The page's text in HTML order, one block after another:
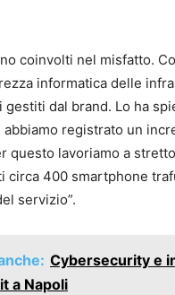
coinvolti nel misfatto.
informatica delle
dal brand. Lo ha
abbiamo registrato un
questo lavoriamo a
circa 400 smartphone
servizio”.
Cybersecurity e
a Napoli